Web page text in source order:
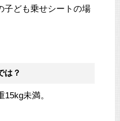
子ども乗せシートの場
は？
未満。